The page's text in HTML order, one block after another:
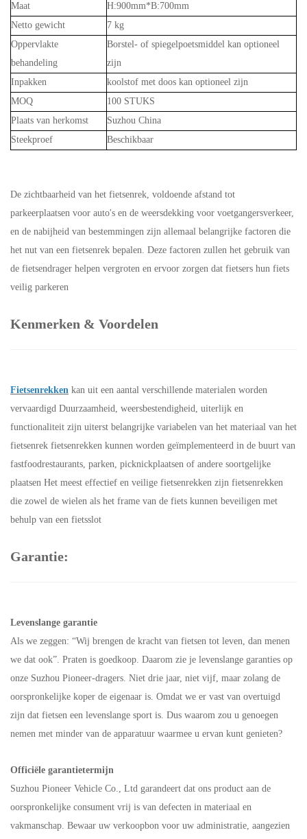
Maat
H:900mm*B:700mm
Netto gewicht
7 kg
Oppervlakte
behandeling
Borstel- of spiegelpoetsmiddel kan optioneel
zijn
Inpakken
koolstof met doos kan optioneel zijn
MOQ
100 STUKS
Plaats van herkomst
Suzhou China
Steekproef
Beschikbaar
De zichtbaarheid van het fietsenrek, voldoende afstand tot
parkeerplaatsen voor auto's en de weersdekking voor voetgangersverkeer,
en de nabijheid van bestemmingen zijn allemaal belangrijke factoren die
het nut van een fietsenrek bepalen. Deze factoren zullen het gebruik van
de fietsendrager helpen vergroten en ervoor zorgen dat fietsers hun fiets
veilig parkeren
Kenmerken & Voordelen
Fietsenrekken kan uit een aantal verschillende materialen worden
vervaardigd Duurzaamheid, weersbestendigheid, uiterlijk en
functionaliteit zijn uiterst belangrijke variabelen van het materiaal van het
fietsenrek fietsenrekken kunnen worden geïmplementeerd in de buurt van
fastfoodrestaurants, parken, picknickplaatsen of andere soortgelijke
plaatsen Het meest effectief en veilige fietsenrekken zijn fietsenrekken
die zowel de wielen als het frame van de fiets kunnen beveiligen met
behulp van een fietsslot
Garantie:
Levenslange garantie
Als we zeggen: “Wij brengen de kracht van fietsen tot leven, dan menen
we dat ook”. Praten is goedkoop. Daarom zie je levenslange garanties op
onze Suzhou Pioneer-dragers. Niet drie jaar, niet vijf, maar zolang de
oorspronkelijke koper de eigenaar is. Omdat we er vast van overtuigd
zijn dat fietsen een levenslange sport is. Dus waarom zou u genoegen
nemen met minder van de apparatuur waarmee u ervan kunt genieten?
Officiële garantietermijn
Suzhou Pioneer Vehicle Co., Ltd garandeert dat ons product aan de
oorspronkelijke consument vrij is van defecten in materiaal en
vakmanschap. Bewaar uw verkoopbon voor uw administratie, aangezien